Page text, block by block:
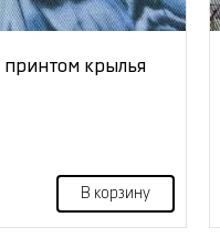
принтом крылья
В корзину